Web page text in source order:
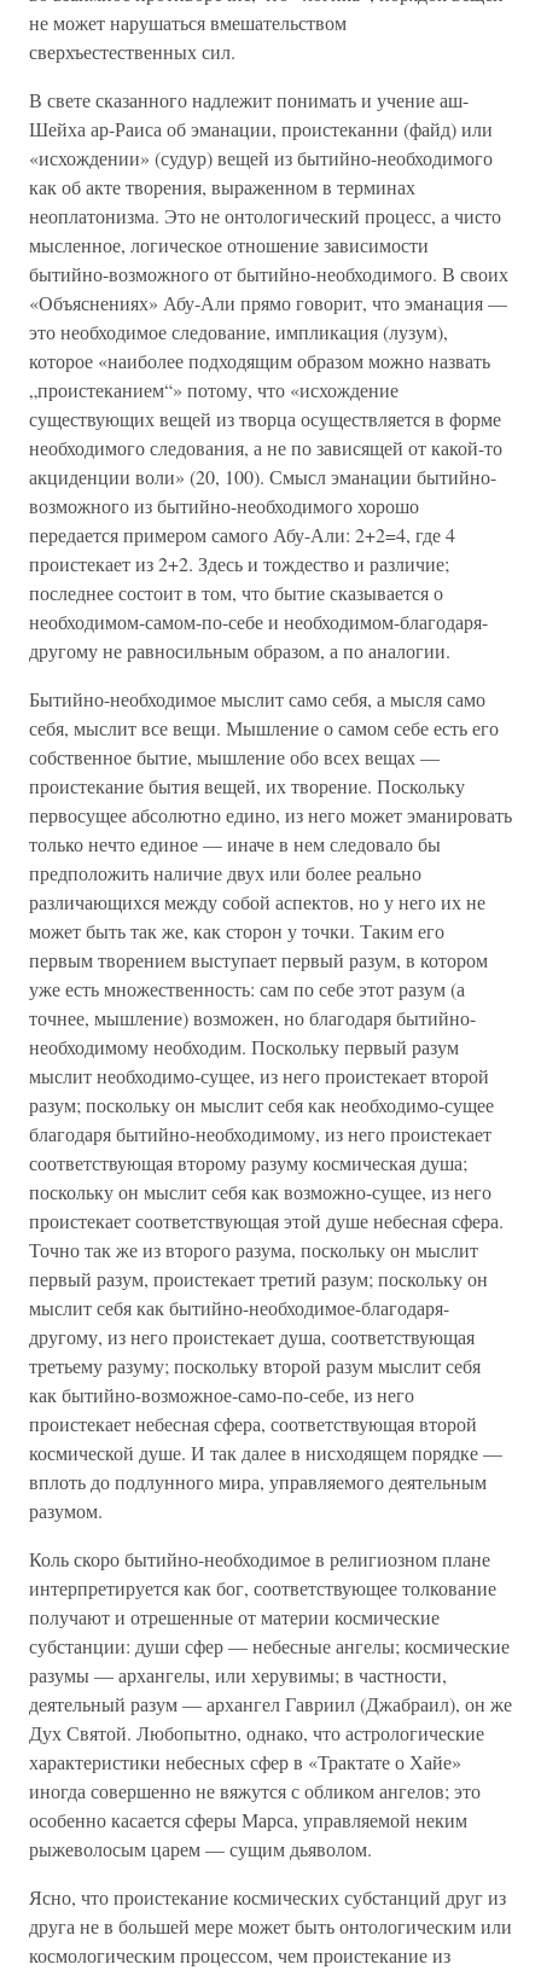
не может нарушаться вмешательством
сверхъестественных сил.
В свете сказанного надлежит понимать и учение аш-
Шейха ар-Раиса об эманации, проистеканни (файд) или
«исхождении» (судур) вещей из бытийно-необходимого
как об акте творения, выраженном в терминах
неоплатонизма. Это не онтологический процесс, а чисто
мысленное, логическое отношение зависимости
бытийно-возможного от бытийно-необходимого. В своих
«Объяснениях» Абу-Али прямо говорит, что эманация —
это необходимое следование, импликация (лузум),
которое «наиболее подходящим образом можно назвать
„проистеканием“» потому, что «исхождение
существующих вещей из творца осуществляется в форме
необходимого следования, а не по зависящей от какой-то
акциденции воли» (20, 100). Смысл эманации бытийно-
возможного из бытийно-необходимого хорошо
передается примером самого Абу-Али: 2+2=4, где 4
проистекает из 2+2. Здесь и тождество и различие;
последнее состоит в том, что бытие сказывается о
необходимом-самом-по-себе и необходимом-благодаря-
другому не равносильным образом, а по аналогии.
Бытийно-необходимое мыслит само себя, а мысля само
себя, мыслит все вещи. Мышление о самом себе есть его
собственное бытие, мышление обо всех вещах —
проистекание бытия вещей, их творение. Поскольку
первосущее абсолютно едино, из него может эманировать
только нечто единое — иначе в нем следовало бы
предположить наличие двух или более реально
различающихся между собой аспектов, но у него их не
может быть так же, как сторон у точки. Таким его
первым творением выступает первый разум, в котором
уже есть множественность: сам по себе этот разум (а
точнее, мышление) возможен, но благодаря бытийно-
необходимому необходим. Поскольку первый разум
мыслит необходимо-сущее, из него проистекает второй
разум; поскольку он мыслит себя как необходимо-сущее
благодаря бытийно-необходимому, из него проистекает
соответствующая второму разуму космическая душа;
поскольку он мыслит себя как возможно-сущее, из него
проистекает соответствующая этой душе небесная сфера.
Точно так же из второго разума, поскольку он мыслит
первый разум, проистекает третий разум; поскольку он
мыслит себя как бытийно-необходимое-благодаря-
другому, из него проистекает душа, соответствующая
третьему разуму; поскольку второй разум мыслит себя
как бытийно-возможное-само-по-себе, из него
проистекает небесная сфера, соответствующая второй
космической душе. И так далее в нисходящем порядке —
вплоть до подлунного мира, управляемого деятельным
разумом.
Коль скоро бытийно-необходимое в религиозном плане
интерпретируется как бог, соответствующее толкование
получают и отрешенные от материи космические
субстанции: души сфер — небесные ангелы; космические
разумы — архангелы, или херувимы; в частности,
деятельный разум — архангел Гавриил (Джабраил), он же
Дух Святой. Любопытно, однако, что астрологические
характеристики небесных сфер в «Трактате о Хайе»
иногда совершенно не вяжутся с обликом ангелов; это
особенно касается сферы Марса, управляемой неким
рыжеволосым царем — сущим дьяволом.
Ясно, что проистекание космических субстанций друг из
друга не в большей мере может быть онтологическим или
космологическим процессом, чем проистекание из